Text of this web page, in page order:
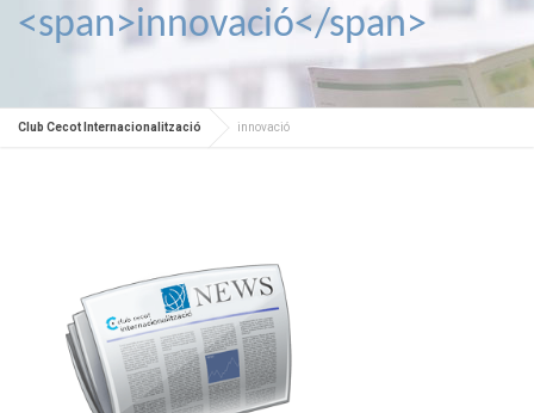
<span>innovació</span>
Club Cecot Internacionalització innovació